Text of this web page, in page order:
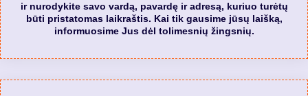
ir nurodykite savo vardą, pavardę ir adresą, kuriuo turėtų
būti pristatomas laikraštis. Kai tik gausime jūsų laišką,
informuosime Jus dėl tolimesnių žingsnių.